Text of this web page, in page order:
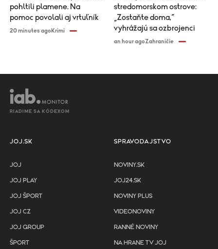
pohltili plamene. Na
pomoc povolali aj vrtuľník
20 minutes agoKrimi
stredomorskom ostrove:
„Zostaňte doma,“
vyhrážajú sa ozbrojenci
an hour agoZahraničie
RIADIME SA KÓDEXOM
JOJ.SK
JOJ
JOJ PLAY
JOJ ŠPORT
JOJ CZ
JOJ GROUP
ŠPORT
SPRAVODAJSTVO
NOVINY.SK
JOJ24.SK
NOVINY PLUS
VIDEONOVINY
RANNÉ NOVINY
NA HRANE TV JOJ